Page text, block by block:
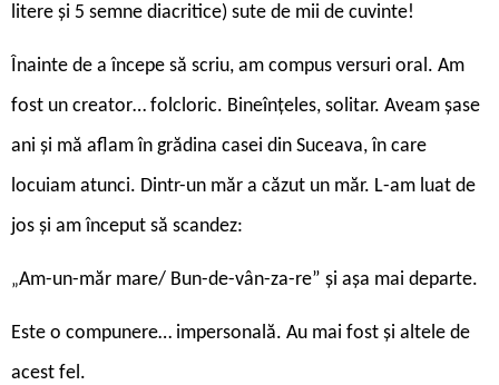
litere și 5 semne diacritice) sute de mii de cuvinte!
Înainte de a începe să scriu, am compus versuri oral. Am
fost un creator… folcloric. Bineînțeles, solitar. Aveam șase
ani și mă aflam în grădina casei din Suceava, în care
locuiam atunci. Dintr-un măr a căzut un măr. L-am luat de
jos și am început să scandez:
„Am-un-măr mare/ Bun-de-vân-za-re” și așa mai departe.
Este o compunere… impersonală. Au mai fost și altele de
acest fel.